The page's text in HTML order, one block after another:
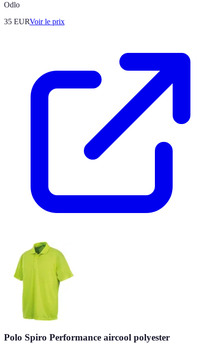
Odlo
35 EURVoir le prix
Polo Spiro Performance aircool polyester